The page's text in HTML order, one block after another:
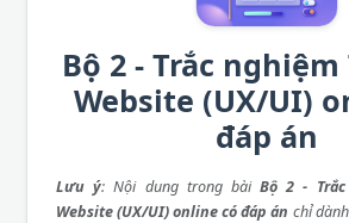
Bộ 2 - Trắc
Website (UX/UI)
đáp án
Lưu ý: Nội dung trong bàiBộ 2 -
Website (UX/UI) online có đáp án chỉ